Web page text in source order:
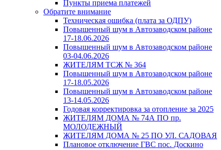
Пункты приема платежей
Обратите внимание
Техническая ошибка (плата за ОДПУ)
Повышенный шум в Автозаводском районе
17-18.06.2026
Повышенный шум в Автозаводском районе
03-04.06.2026
ЖИТЕЛЯМ ТСЖ № 364
Повышенный шум в Автозаводском районе
17-18.05.2026
Повышенный шум в Автозаводском районе
13-14.05.2026
Годовая корректировка за отопление за 2025
ЖИТЕЛЯМ ДОМА № 74А ПО пр.
МОЛОДЕЖНЫЙ
ЖИТЕЛЯМ ДОМА № 25 ПО УЛ. САДОВАЯ
Плановое отключение ГВС пос. Доскино